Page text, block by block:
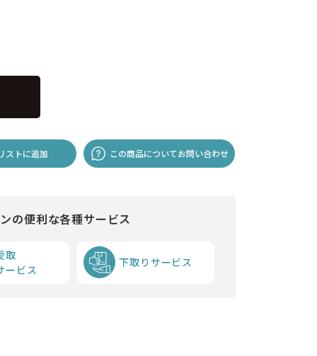
ストに追加 この商品についてお問い合わせ
の便利な各種サービス
取
ービス
下取りサービス